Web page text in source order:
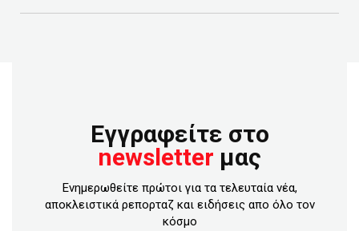
Εγγραφείτε στο
newsletter μας
Ενημερωθείτε πρώτοι για τα τελευταία νέα,
αποκλειστικά ρεπορταζ και ειδήσεις απο όλο τον
κόσμο